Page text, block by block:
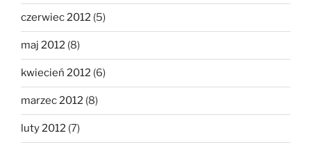
czerwiec 2012 (5)
maj 2012 (8)
kwiecień 2012 (6)
marzec 2012 (8)
luty 2012 (7)